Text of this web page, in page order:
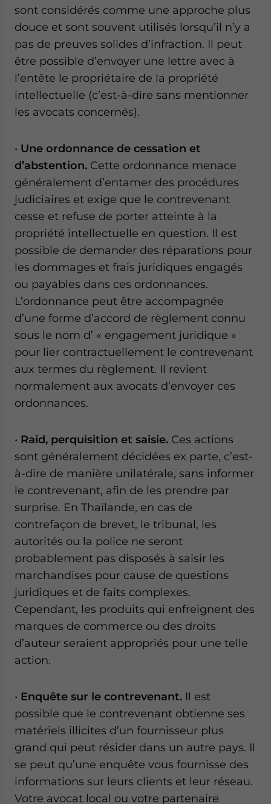
sont considérés comme une approche plus
douce et sont souvent utilisés lorsqu’il n’y a
pas de preuves solides d’infraction. Il peut
être possible d’envoyer une lettre avec à
l’entête le propriétaire de la propriété
intellectuelle (c’est-à-dire sans mentionner
les avocats concernés).
• Une ordonnance de cessation et
d’abstention. Cette ordonnance menace
généralement d’entamer des procédures
judiciaires et exige que le contrevenant
cesse et refuse de porter atteinte à la
propriété intellectuelle en question. Il est
possible de demander des réparations pour
les dommages et frais juridiques engagés
ou payables dans ces ordonnances.
L’ordonnance peut être accompagnée
d’une forme d’accord de règlement connu
sous le nom d’ « engagement juridique »
pour lier contractuellement le contrevenant
aux termes du règlement. Il revient
normalement aux avocats d’envoyer ces
ordonnances.
• Raid, perquisition et saisie. Ces actions
sont généralement décidées ex parte, c’est-
à-dire de manière unilatérale, sans informer
le contrevenant, afin de les prendre par
surprise. En Thaïlande, en cas de
contrefaçon de brevet, le tribunal, les
autorités ou la police ne seront
probablement pas disposés à saisir les
marchandises pour cause de questions
juridiques et de faits complexes.
Cependant, les produits qui enfreignent des
marques de commerce ou des droits
d’auteur seraient appropriés pour une telle
action.
• Enquête sur le contrevenant. Il est
possible que le contrevenant obtienne ses
matériels illicites d’un fournisseur plus
grand qui peut résider dans un autre pays. Il
se peut qu’une enquête vous fournisse des
informations sur leurs clients et leur réseau.
Votre avocat local ou votre partenaire